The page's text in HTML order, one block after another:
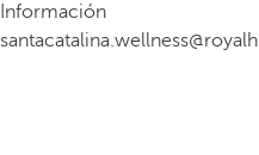
Información